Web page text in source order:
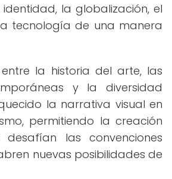
la globalización, el
tecnología de una manera
entre la historia del arte, las
y la diversidad
la narrativa visual en
permitiendo la creación
las convenciones
nuevas posibilidades de